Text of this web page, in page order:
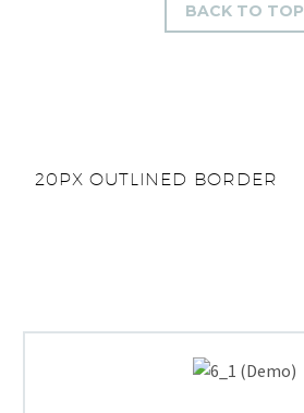
BACK TO TOP
20PX OUTLINED BORDER